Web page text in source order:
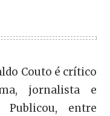
Couto é crítico
jornalista e
Publicou, entre